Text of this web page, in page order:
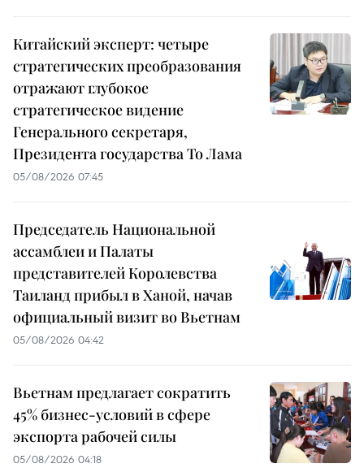
Китайский эксперт: четыре
стратегических преобразования
отражают глубокое
стратегическое видение
Генерального секретаря,
Президента государства То Лама
05/08/2026 07:45
Председатель Национальной
ассамблеи и Палаты
представителей Королевства
Таиланд прибыл в Ханой, начав
официальный визит во Вьетнам
05/08/2026 04:42
Вьетнам предлагает сократить
45% бизнес-условий в сфере
экспорта рабочей силы
05/08/2026 04:18